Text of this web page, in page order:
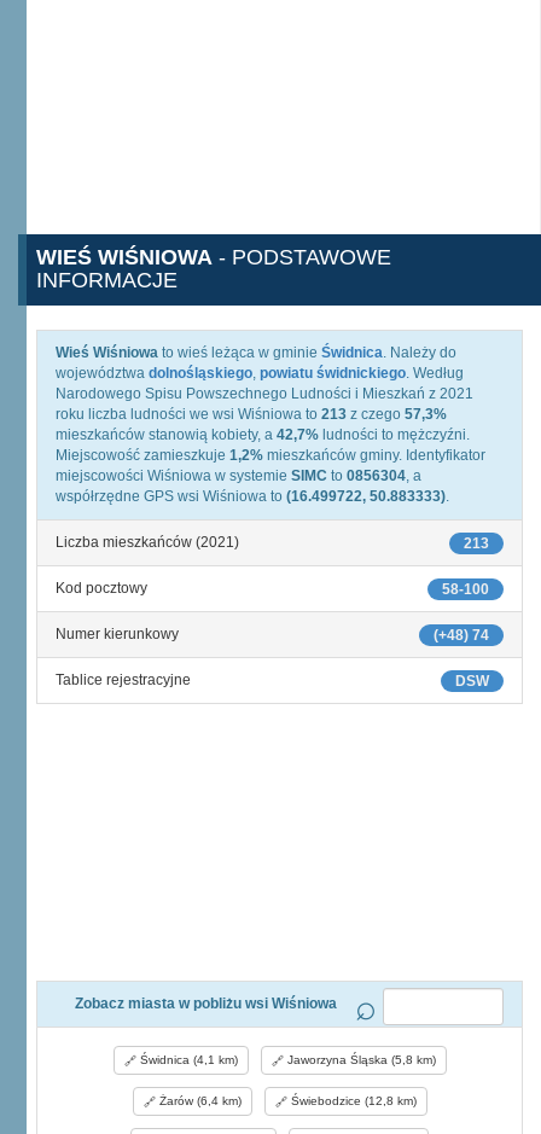
WIEŚ WIŚNIOWA - PODSTAWOWE
INFORMACJE
Wieś Wiśniowa to wieś leżąca w gminie Świdnica. Należy do
województwa dolnośląskiego, powiatu świdnickiego. Według
Narodowego Spisu Powszechnego Ludności i Mieszkań z 2021
roku liczba ludności we wsi Wiśniowa to 213 z czego 57,3%
mieszkańców stanowią kobiety, a 42,7% ludności to mężczyźni.
Miejscowość zamieszkuje 1,2% mieszkańców gminy. Identyfikator
miejscowości Wiśniowa w systemie SIMC to 0856304, a
współrzędne GPS wsi Wiśniowa to (16.499722, 50.883333).
213
Liczba mieszkańców (2021)
58-100
Kod pocztowy
(+48) 74
Numer kierunkowy
DSW
Tablice rejestracyjne
Zobacz miasta w pobliżu wsi Wiśniowa
Świdnica (4,1 km) Jaworzyna Śląska (5,8 km)
Żarów (6,4 km) Świebodzice (12,8 km)